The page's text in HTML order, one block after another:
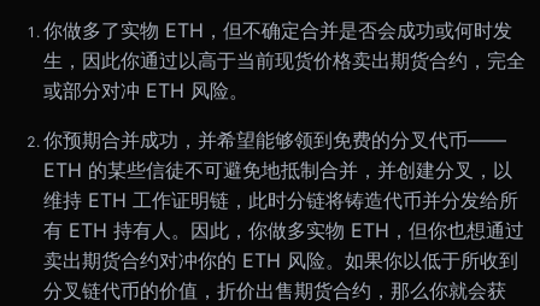
你做多了实物 ETH，但不确定合并是否会成功或何时发
生，因此你通过以高于当前现货价格卖出期货合约，完全
或部分对冲 ETH 风险。
你预期合并成功，并希望能够领到免费的分叉代币——
ETH 的某些信徒不可避免地抵制合并，并创建分叉，以
维持 ETH 工作证明链，此时分链将铸造代币并分发给所
有 ETH 持有人。因此，你做多实物 ETH，但你也想通过
卖出期货合约对冲你的 ETH 风险。如果你以低于所收到
分叉链代币的价值，折价出售期货合约，那么你就会获